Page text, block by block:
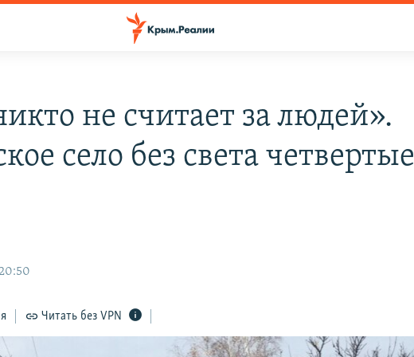
не считает за людей».
село без света четвертые
Читать без VPN